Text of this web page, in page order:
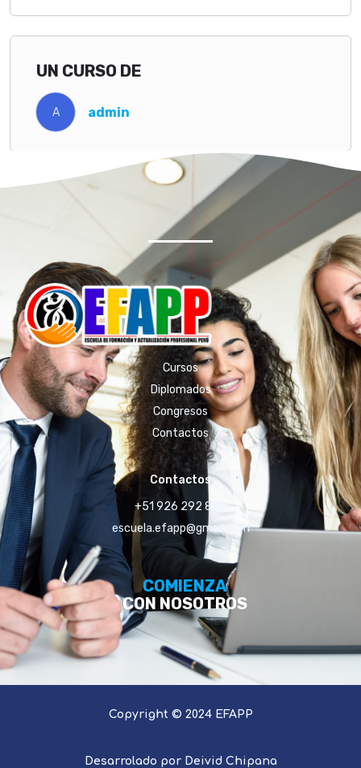
UN CURSO DE
A admin
Cursos
Diplomados
Congresos
Contactos
Contactos
+51 926 292 856
escuela.efapp@gmail.com
COMIENZA
CON NOSOTROS
Copyright © 2024 EFAPP
Desarrolado por Deivid Chipana